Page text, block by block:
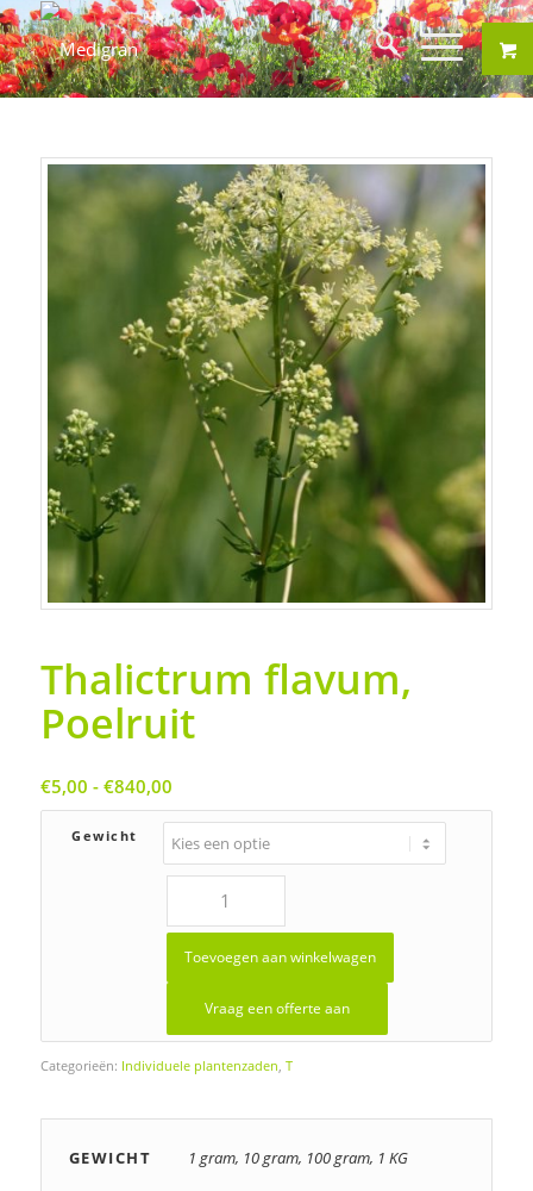
Thalictrum flavum,
Poelruit
€5,00 - €840,00
tot
€840,00
Gewicht
Toevoegen aan winkelwagen
Vraag een offerte aan
Categorieën: Individuele plantenzaden T
GEWICHT 1 gram, 10 gram, 100 gram, 1 KG